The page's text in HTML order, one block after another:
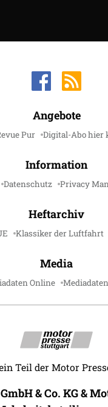
Angebote
Pur Digital-Abo hier
Information
Datenschutz Privacy
Heftarchiv
Klassiker der Luftfahrt
Media
Online
Teil der Motor
& Co. KG &